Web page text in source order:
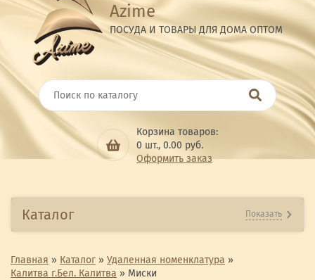
Azime
ПОСУДА И ТОВАРЫ ДЛЯ ДОМА ОПТОМ
Корзина товаров:
0 шт., 0.00 руб.
Оформить заказ
Каталог Показать
Главная » Каталог » Удаленная номенклатура »
Калитва г.Бел. Калитва » Миски